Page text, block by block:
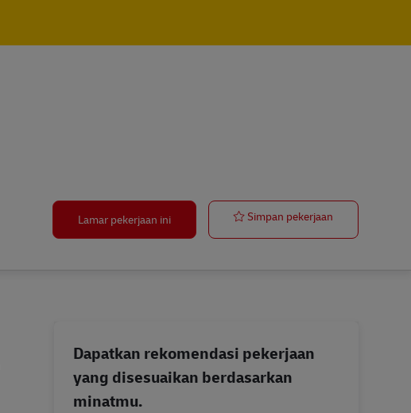
Lamar pekerjaan ini
Simpan pekerjaan
Dapatkan rekomendasi pekerjaan
yang disesuaikan berdasarkan
minatmu.